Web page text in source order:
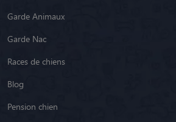
Garde Animaux
Garde Nac
Races de chiens
Blog
Pension chien